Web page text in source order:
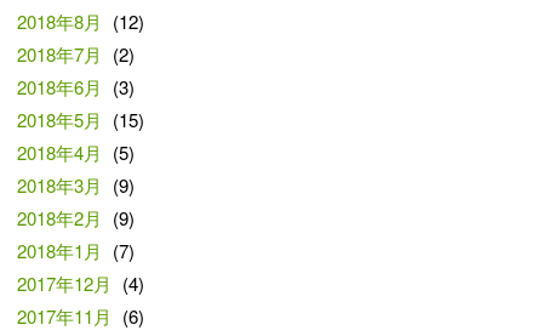
2018年8月
(12)
2018年7月
(2)
2018年6月
(3)
2018年5月
(15)
2018年4月
(5)
2018年3月
(9)
2018年2月
(9)
2018年1月
(7)
2017年12月
(4)
2017年11月
(6)